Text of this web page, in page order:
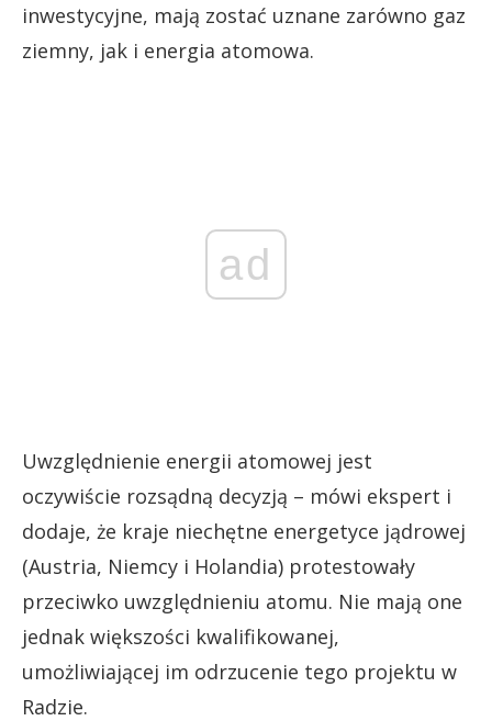
inwestycyjne, mają zostać uznane zarówno gaz
ziemny, jak i energia atomowa.
ad
Uwzględnienie energii atomowej jest
oczywiście rozsądną decyzją – mówi ekspert i
dodaje, że kraje niechętne energetyce jądrowej
(Austria, Niemcy i Holandia) protestowały
przeciwko uwzględnieniu atomu. Nie mają one
jednak większości kwalifikowanej,
umożliwiającej im odrzucenie tego projektu w
Radzie.